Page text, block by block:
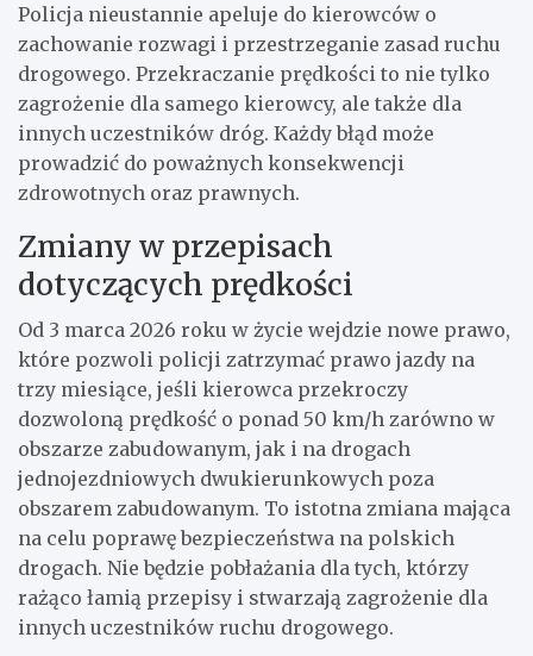
Policja nieustannie apeluje do kierowców o
zachowanie rozwagi i przestrzeganie zasad ruchu
drogowego. Przekraczanie prędkości to nie tylko
zagrożenie dla samego kierowcy, ale także dla
innych uczestników dróg. Każdy błąd może
prowadzić do poważnych konsekwencji
zdrowotnych oraz prawnych.
Zmiany w przepisach
dotyczących prędkości
Od 3 marca 2026 roku w życie wejdzie nowe prawo,
które pozwoli policji zatrzymać prawo jazdy na
trzy miesiące, jeśli kierowca przekroczy
dozwoloną prędkość o ponad 50 km/h zarówno w
obszarze zabudowanym, jak i na drogach
jednojezdniowych dwukierunkowych poza
obszarem zabudowanym. To istotna zmiana mająca
na celu poprawę bezpieczeństwa na polskich
drogach. Nie będzie pobłażania dla tych, którzy
rażąco łamią przepisy i stwarzają zagrożenie dla
innych uczestników ruchu drogowego.